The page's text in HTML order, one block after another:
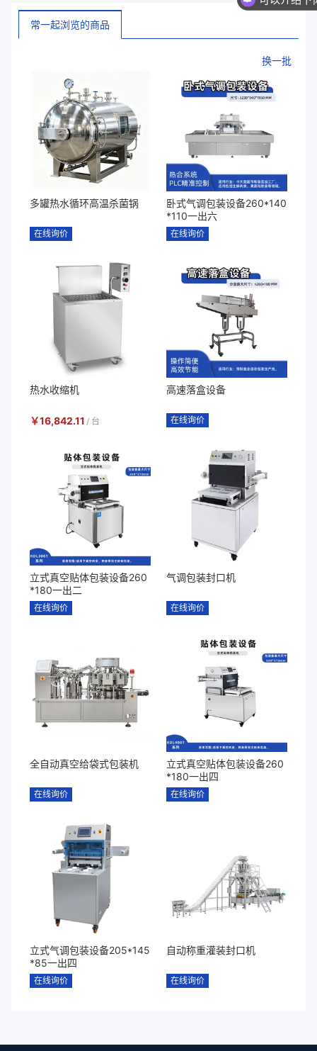
常一起浏览的商品
换一批
多罐热水循环高温杀菌锅
在线询价
卧式气调包装设备260*140
*110一出六
在线询价
热水收缩机
￥16,842.11 / 台
高速落盒设备
在线询价
立式真空贴体包装设备260
*180一出二
在线询价
气调包装封口机
在线询价
全自动真空给袋式包装机
在线询价
立式真空贴体包装设备260
*180一出四
在线询价
立式气调包装设备205*145
*85一出四
在线询价
自动称重灌装封口机
在线询价